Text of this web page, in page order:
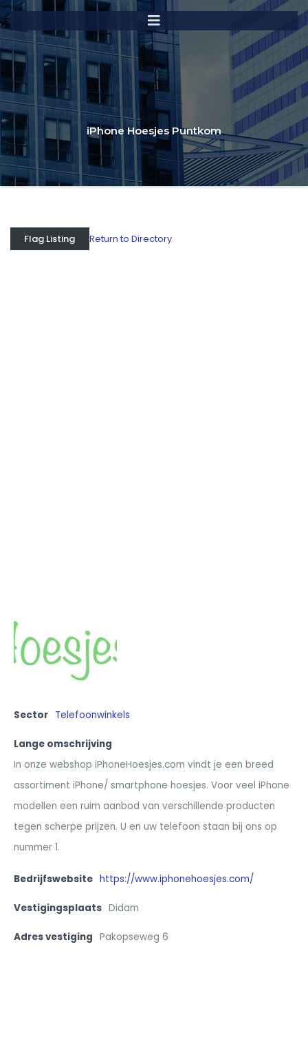
iPhone Hoesjes Puntkom
Flag Listing Return to Directory
Sector Telefoonwinkels
Lange omschrijving
In onze webshop iPhoneHoesjes.com vindt je een breed
assortiment iPhone/ smartphone hoesjes. Voor veel iPhone
modellen een ruim aanbod van verschillende producten
tegen scherpe prijzen. U en uw telefoon staan bij ons op
nummer 1.
Bedrijfswebsite https://www.iphonehoesjes.com/
Vestigingsplaats Didam
Adres vestiging Pakopseweg 6